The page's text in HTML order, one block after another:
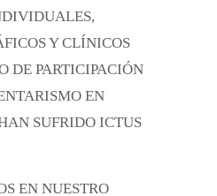
Y CLÍNICOS
DE PARTICIPACIÓN
EN
SUFRIDO ICTUS
EN NUESTRO